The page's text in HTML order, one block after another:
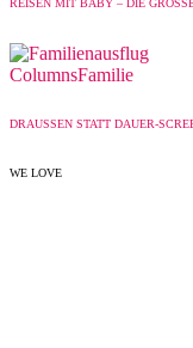
REISEN MIT BABY – DIE
ColumnsFamilie
DRAUSSEN STATT DAUER-
WE LOVE